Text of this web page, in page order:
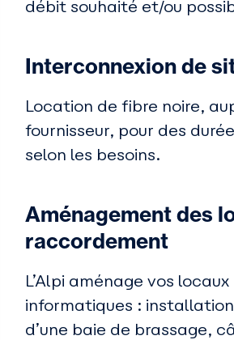
débit souhaité et/ou
Interconnexion de
Location de fibre noire,
fournisseur, pour des
selon les besoins.
Aménagement des
raccordement
L’Alpi aménage vos locaux
informatiques :
d’une baie de brassage,